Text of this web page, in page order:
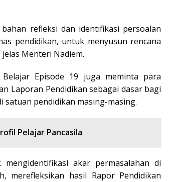
refleksi dan identifikasi persoalan
pendidikan, untuk menyusun rencana
Menteri Nadiem.
Episode 19 juga meminta para
Laporan Pendidikan sebagai dasar bagi
satuan pendidikan masing-masing.
Pelajar Pancasila
mengidentifikasi akar permasalahan di
merefleksikan hasil Rapor Pendidikan